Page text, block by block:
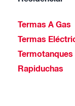
Termas A Gas
Termas
Termotanques
Rapiduchas